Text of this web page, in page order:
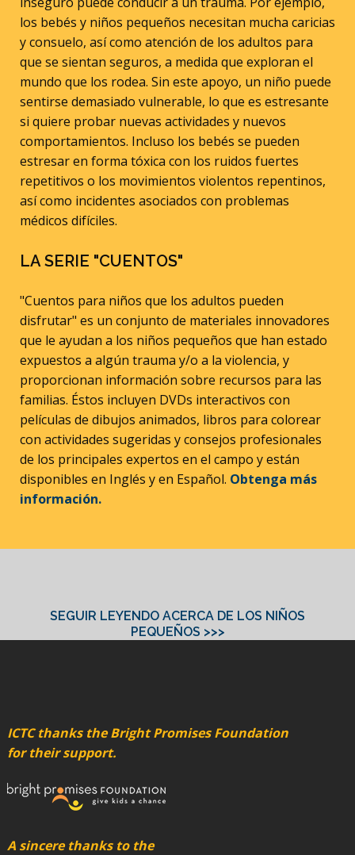
los bebés y niños pequeños necesitan mucha caricias
y consuelo, así como atención de los adultos para
que se sientan seguros, a medida que exploran el
mundo que los rodea. Sin este apoyo, un niño puede
sentirse demasiado vulnerable, lo que es estresante
si quiere probar nuevas actividades y nuevos
comportamientos. Incluso los bebés se pueden
estresar en forma tóxica con los ruidos fuertes
repetitivos o los movimientos violentos repentinos,
así como incidentes asociados con problemas
médicos difíciles.
LA SERIE "CUENTOS"
"Cuentos para niños que los adultos pueden
disfrutar" es un conjunto de materiales innovadores
que le ayudan a los niños pequeños que han estado
expuestos a algún trauma y/o a la violencia, y
proporcionan información sobre recursos para las
familias. Éstos incluyen DVDs interactivos con
películas de dibujos animados, libros para colorear
con actividades sugeridas y consejos profesionales
de los principales expertos en el campo y están
disponibles en Inglés y en Español. Obtenga más
información.
SEGUIR LEYENDO ACERCA DE LOS NIÑOS
PEQUEÑOS >>>
ICTC thanks the Bright Promises Foundation
for their support.
A sincere thanks to the